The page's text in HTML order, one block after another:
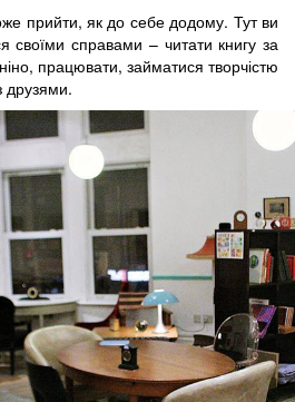
прийти, як до себе додому. Тут ви
своїми справами – читати книгу за
працювати, займатися творчістю
друзями.